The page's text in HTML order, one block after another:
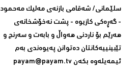
سلێمانی/ شه‌قامی بازنه‌ی مه‌لیک مه‌حمود
- گه‌ڕه‌کی کازیوه‌ - پشت نه‌خۆشخانه‌ی‌
هه‌رێم بۆ ناردنی‌ هه‌واڵ و بابه‌ت و سه‌رنج و
تێبینییه‌كانتان ده‌توانن په‌یوه‌ندی‌ به‌م
ئیمه‌یله‌وه‌ بكه‌ن payam@payam.tv